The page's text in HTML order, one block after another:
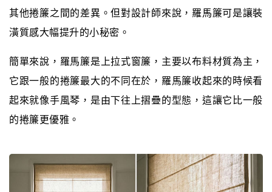
其他捲簾之間的差異。但對設計師來說，羅馬簾可是讓裝
潢質感大幅提升的小秘密。
簡單來說，羅馬簾是上拉式窗簾，主要以布料材質為主，
它跟一般的捲簾最大的不同在於，羅馬簾收起來的時候看
起來就像手風琴，是由下往上摺疊的型態，這讓它比一般
的捲簾更優雅。